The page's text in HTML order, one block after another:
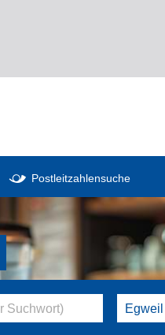
Postleitzahlensuche